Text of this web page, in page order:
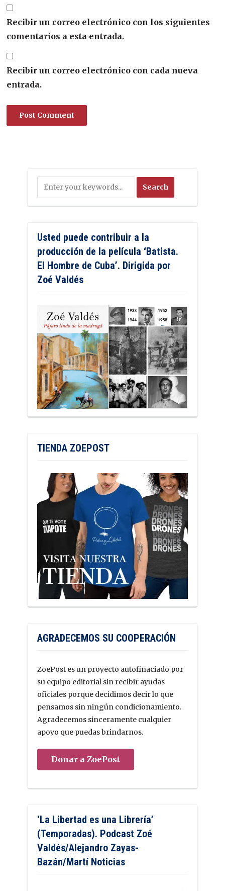
Recibir un correo electrónico con los siguientes
comentarios a esta entrada.
Recibir un correo electrónico con cada nueva
entrada.
Usted puede contribuir a la
producción de la película ‘Batista.
El Hombre de Cuba’. Dirigida por
Zoé Valdés
TIENDA ZOEPOST
AGRADECEMOS SU COOPERACIÓN
ZoePost es un proyecto autofinaciado por
su equipo editorial sin recibir ayudas
oficiales porque decidimos decir lo que
pensamos sin ningún condicionamiento.
Agradecemos sinceramente cualquier
apoyo que puedas brindarnos.
Donar a ZoePost
‘La Libertad es una Librería’
(Temporadas). Podcast Zoé
Valdés/Alejandro Zayas-
Bazán/Martí Noticias